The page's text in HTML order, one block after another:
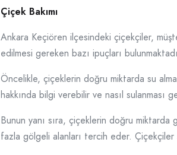
Çiçek Bakımı
Ankara Keçiören ilçesindeki çiçekçiler,
edilmesi gereken bazı ipuçları
Öncelikle, çiçeklerin doğru miktarda su
hakkında bilgi verebilir ve nasıl sulanması
Bunun yanı sıra, çiçeklerin doğru miktarda
fazla gölgeli alanları tercih eder. Çiçekçiler